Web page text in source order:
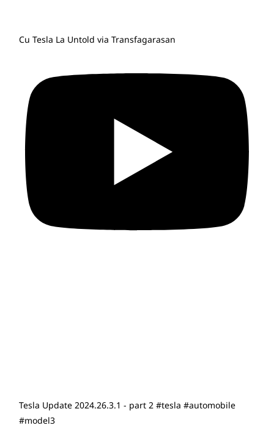
Cu Tesla La Untold via Transfagarasan
Tesla Update 2024.26.3.1 - part 2 #tesla #automobile
#model3